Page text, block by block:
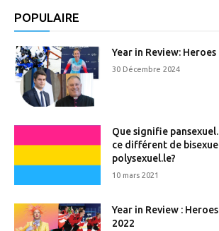
POPULAIRE
Year in Review:
30 Décembre 2024
Que signifie
ce différent de
polysexuel.le?
10 mars 2021
Year in Review :
2022